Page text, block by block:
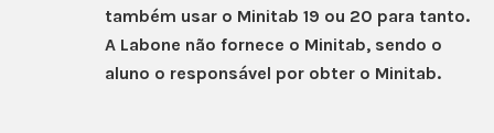
também usar o Minitab 19 ou 20 para tanto.
A Labone não fornece o Minitab, sendo o
aluno o responsável por obter o Minitab.